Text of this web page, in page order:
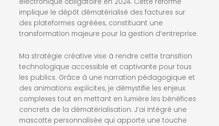
implique le dépôt dématérialisé des factures sur
des plateformes agréées, constituant une
transformation majeure pour la gestion d’entreprise.
Ma stratégie créative vise à rendre cette transition
technologique accessible et captivante pour tous
les publics. Grâce à une narration pédagogique et
des animations explicites, je démystifie les enjeux
complexes tout en mettant en lumière les bénéfices
concrets de la dématérialisation. J’ai intégré une
mascotte personnalisée qui apporte une touche